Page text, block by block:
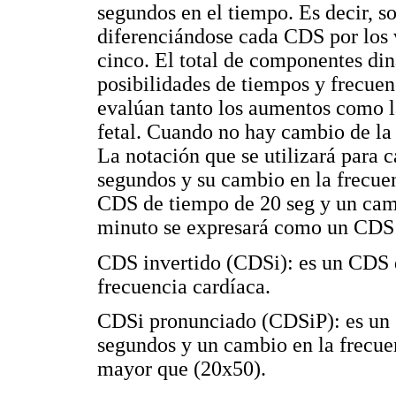
segundos en el tiempo. Es decir,
diferenciándose cada CDS por
cinco. El total de componentes
posibilidades de tiempos y
evalúan tanto los aumentos
fetal. Cuando no hay cambio de
La notación que se utilizará para
segundos y su cambio en la
CDS de tiempo de 20 seg y un
minuto se expresará como un
CDS invertido (CDSi): es un
frecuencia cardíaca.
CDSi pronunciado (CDSiP): es
segundos y un cambio en la
mayor que (20x50).